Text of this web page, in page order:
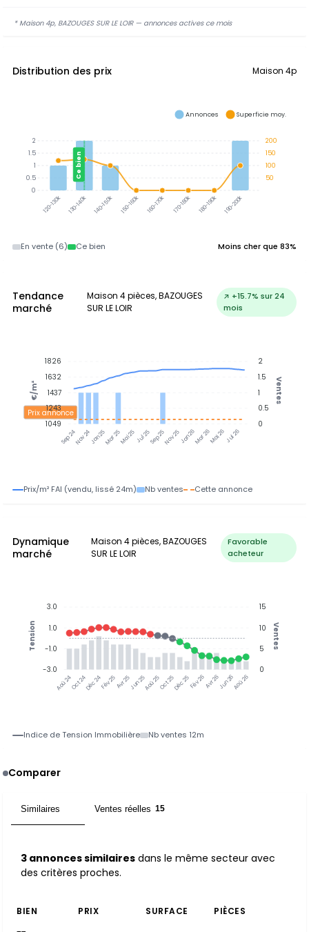
* Maison 4p, BAZOUGES SUR LE LOIR — annonces actives ce mois
Distribution des prix Maison 4p
120-130k 130-140k 140-150k 150-160k 160-170k 170-180k 180-190k 190-200k
Ce bien
200
150
100
50
2
1.5
1
0.5
0
Annonces Superficie moy.
En vente (6) Ce bien Moins cher que 83%
Tendance
marché
Maison 4 pièces, BAZOUGES
SUR LE LOIR
↗ +15.7% sur 24
mois
Sep 24Nov 24Jan 25Mar 25Mai 25Jul 25Sep 25Nov 25Jan 26Mar 26Mai 26Jul 26
Prix annonce
2
1.5
1
0.5
0
Ventes
1826
1632
1437
1243
1049
€/m²
Prix/m² FAI (vendu, lissé 24m) Nb ventes Cette annonce
Dynamique
marché
Maison 4 pièces, BAZOUGES
SUR LE LOIR
Favorable
acheteur
Aoû 24Oct 24Déc 24Fév 25Avr 25Jun 25Aoû 25Oct 25Déc 25Fév 26Avr 26Jun 26Aoû 26
15
10
5
0
Ventes
3.0
1.0
-1.0
-3.0
Tension
Indice de Tension Immobilière Nb ventes 12m
Comparer
Similaires Ventes réelles 15
3 annonces similaires dans le même secteur avec
des critères proches.
BIEN PRIX SURFACE
PIÈCES